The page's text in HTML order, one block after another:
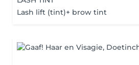
Lash lift (tint)+ brow tint